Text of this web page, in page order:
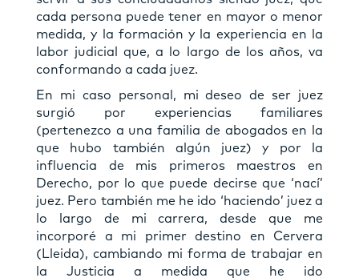
cada persona puede tener en mayor o menor
medida, y la formación y la experiencia en la
labor judicial que, a lo largo de los años, va
conformando a cada juez.
En mi caso personal, mi deseo de ser juez
surgió por experiencias familiares
(pertenezco a una familia de abogados en la
que hubo también algún juez) y por la
inﬂuencia de mis primeros maestros en
Derecho, por lo que puede decirse que ‘nací’
juez. Pero también me he ido ‘haciendo’ juez a
lo largo de mi carrera, desde que me
incorporé a mi primer destino en Cervera
(Lleida), cambiando mi forma de trabajar en
la Justicia a medida que he ido